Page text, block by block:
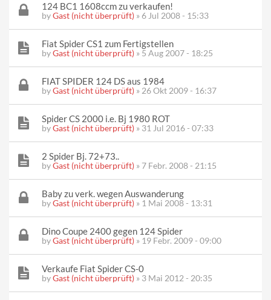
124 BC1 1608ccm zu verkaufen!
byGast (nicht überprüft) » 6 Jul 2008 - 15:33
Fiat Spider CS1 zum Fertigstellen
byGast (nicht überprüft) » 5 Aug 2007 - 18:25
FIAT SPIDER 124 DS aus 1984
byGast (nicht überprüft) » 26 Okt 2009 - 16:37
Spider CS 2000 i.e. Bj 1980 ROT
byGast (nicht überprüft) » 31 Jul 2016 - 07:33
2 Spider Bj. 72+73..
byGast (nicht überprüft) » 7 Febr. 2008 - 21:15
Baby zu verk. wegen Auswanderung
byGast (nicht überprüft) » 1 Mai 2008 - 13:31
Dino Coupe 2400 gegen 124 Spider
byGast (nicht überprüft) » 19 Febr. 2009 - 09:00
Verkaufe Fiat Spider CS-0
byGast (nicht überprüft) » 3 Mai 2012 - 20:35